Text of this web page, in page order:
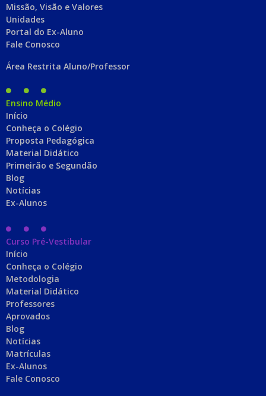
Missão, Visão e Valores
Unidades
Portal do Ex-Aluno
Fale Conosco
Área Restrita Aluno/Professor
Ensino Médio
Início
Conheça o Colégio
Proposta Pedagógica
Material Didático
Primeirão e Segundão
Blog
Notícias
Ex-Alunos
Curso Pré-Vestibular
Início
Conheça o Colégio
Metodologia
Material Didático
Professores
Aprovados
Blog
Notícias
Matrículas
Ex-Alunos
Fale Conosco